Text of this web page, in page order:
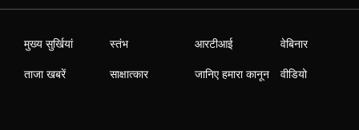
मुख्य सुर्खियां
ताजा खबरें
स्तंभ
साक्षात्कार
आरटीआई
जानिए हमारा कानून
वेबिनार
वीडियो